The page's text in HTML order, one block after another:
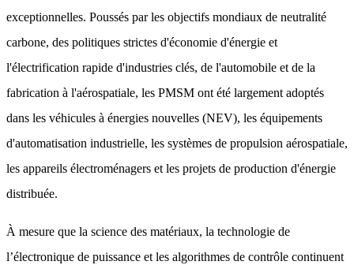
exceptionnelles. Poussés par les objectifs mondiaux de neutralité
carbone, des politiques strictes d'économie d'énergie et
l'électrification rapide d'industries clés, de l'automobile et de la
fabrication à l'aérospatiale, les PMSM ont été largement adoptés
dans les véhicules à énergies nouvelles (NEV), les équipements
d'automatisation industrielle, les systèmes de propulsion aérospatiale,
les appareils électroménagers et les projets de production d'énergie
distribuée.
À mesure que la science des matériaux, la technologie de
l’électronique de puissance et les algorithmes de contrôle continuent